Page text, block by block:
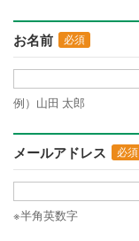
お名前 必須
例）山田 太郎
メールアドレス 必須
※半角英数字